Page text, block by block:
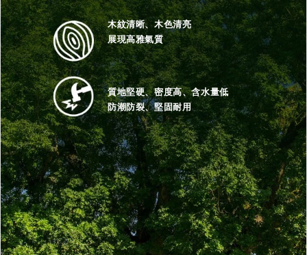
木紋清晰、木色清亮
展現高雅氣質
質地堅硬、密度高、含水量低
防潮防裂、堅固耐用